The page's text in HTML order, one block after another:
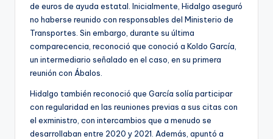
de euros de ayuda estatal. Inicialmente, Hidalgo aseguró
no haberse reunido con responsables del Ministerio de
Transportes. Sin embargo, durante su última
comparecencia, reconoció que conoció a Koldo García,
un intermediario señalado en el caso, en su primera
reunión con Ábalos.
Hidalgo también reconoció que García solía participar
con regularidad en las reuniones previas a sus citas con
el exministro, con intercambios que a menudo se
desarrollaban entre 2020 y 2021. Además, apuntó a